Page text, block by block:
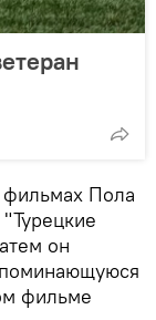
фильмах Пола
он
фильме